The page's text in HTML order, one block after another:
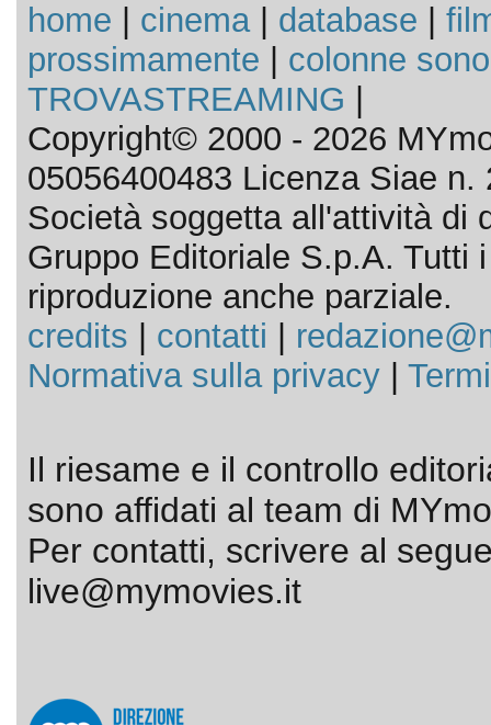
home cinema| database
prossimamente
colonne
TROVASTREAMING
Copyright© 2000 - 2026
05056400483 Licenza Siae n.
Società soggetta all'attività di
Gruppo Editoriale S.p.A. Tutti
riproduzione anche parziale.
credits
contatti
Normativa sulla privacy|
Il riesame e il controllo
sono affidati al team di
Per contatti, scrivere al
live@mymovies.it